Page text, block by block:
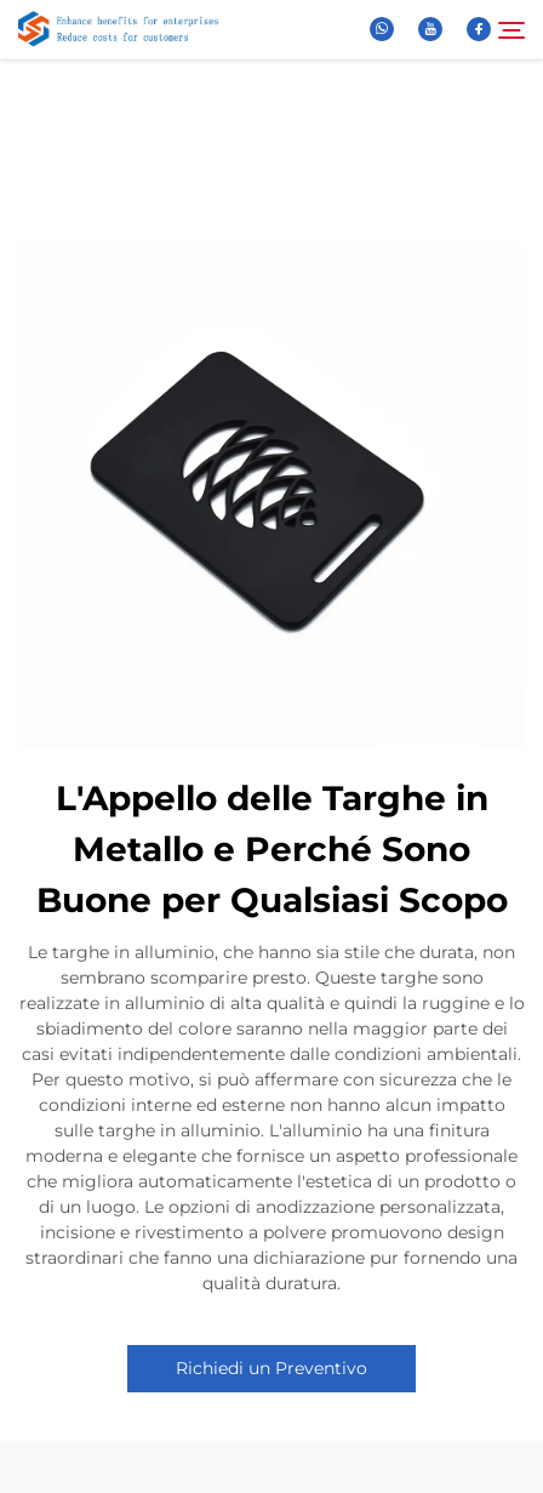
Contattaci
L'Appello delle Targhe in
Metallo e Perché Sono
Buone per Qualsiasi Scopo
Le targhe in alluminio, che hanno sia stile che durata, non
sembrano scomparire presto. Queste targhe sono
realizzate in alluminio di alta qualità e quindi la ruggine e lo
sbiadimento del colore saranno nella maggior parte dei
casi evitati indipendentemente dalle condizioni ambientali.
Per questo motivo, si può affermare con sicurezza che le
condizioni interne ed esterne non hanno alcun impatto
sulle targhe in alluminio. L'alluminio ha una finitura
moderna e elegante che fornisce un aspetto professionale
che migliora automaticamente l'estetica di un prodotto o
di un luogo. Le opzioni di anodizzazione personalizzata,
incisione e rivestimento a polvere promuovono design
straordinari che fanno una dichiarazione pur fornendo una
qualità duratura.
Richiedi un Preventivo